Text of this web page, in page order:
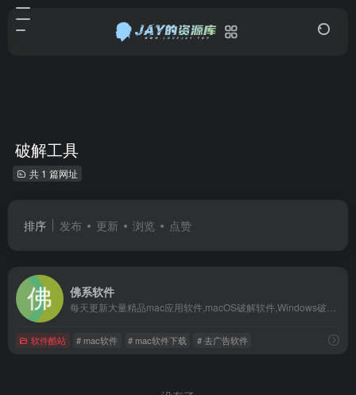
破解工具
共 1 篇网址
排序 发布 更新 浏览 点赞
佛系软件
软件酷站 # mac软件 # mac软件下载 # 去广告软件